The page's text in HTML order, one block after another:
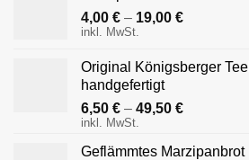
4,00 € – 19,00 €
inkl. MwSt.
Original Königsberger
handgefertigt
6,50 € – 49,50 €
inkl. MwSt.
Geflämmtes Marzipanbrot